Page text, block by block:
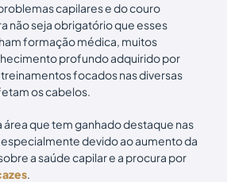
capilares e do couro
não seja obrigatório que esses
formação médica, muitos
profundo adquirido por
focados nas diversas
os cabelos.
área que tem ganhado destaque nas
devido ao aumento da
a saúde capilar e a procura por
.